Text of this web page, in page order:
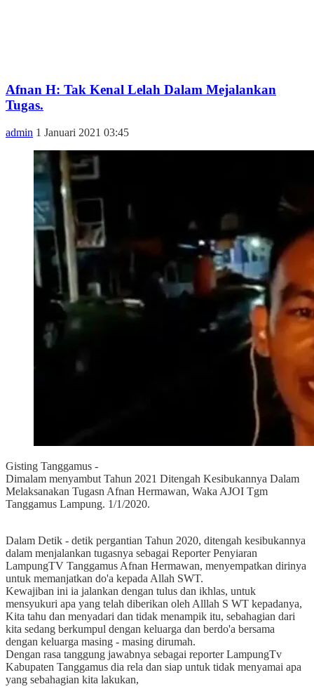
Afnan H: Tak Kenal Lelah Dalam Mejalankan
Tugas.
admin 1 Januari 2021 03:45
Gisting Tanggamus -
Dimalam menyambut Tahun 2021 Ditengah Kesibukannya Dalam
Melaksanakan Tugasn Afnan Hermawan, Waka AJOI Tgm
Tanggamus Lampung. 1/1/2020.
Dalam Detik - detik pergantian Tahun 2020, ditengah kesibukannya
dalam menjalankan tugasnya sebagai Reporter Penyiaran
LampungTV Tanggamus Afnan Hermawan, menyempatkan dirinya
untuk memanjatkan do'a kepada Allah SWT.
Kewajiban ini ia jalankan dengan tulus dan ikhlas, untuk
mensyukuri apa yang telah diberikan oleh Alllah S WT kepadanya,
Kita tahu dan menyadari dan tidak menampik itu, sebahagian dari
kita sedang berkumpul dengan keluarga dan berdo'a bersama
dengan keluarga masing - masing dirumah.
Dengan rasa tanggung jawabnya sebagai reporter LampungTv
Kabupaten Tanggamus dia rela dan siap untuk tidak menyamai apa
yang sebahagian kita lakukan,